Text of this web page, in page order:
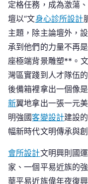
強
國
激
揚
樂
鋪
展
傳
承
創
壯
美
畫
定格任務，成為激蕩
壇以“文身心診所設計
主題，除主論壇外，
承到他們的力量不再
座極端背景雕塑**。
灣區實踐到人才隊伍
後備箱裡拿出一個像
新翼地拿出一張一元
明強國客變設計建設
幅新時代文明傳承與
會所設計文明興則國
家、一個平易近族的
華平易近族偉年夜復